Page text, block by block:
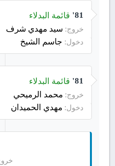
81' قائمة البدلاء
خروج: سيد مهدي شرف
دخول: جاسم الشيخ
81' قائمة البدلاء
خروج: محمد الرميحي
دخول: مهدي الحميدان